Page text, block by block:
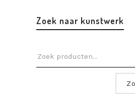
Zoek naar kunstwerk